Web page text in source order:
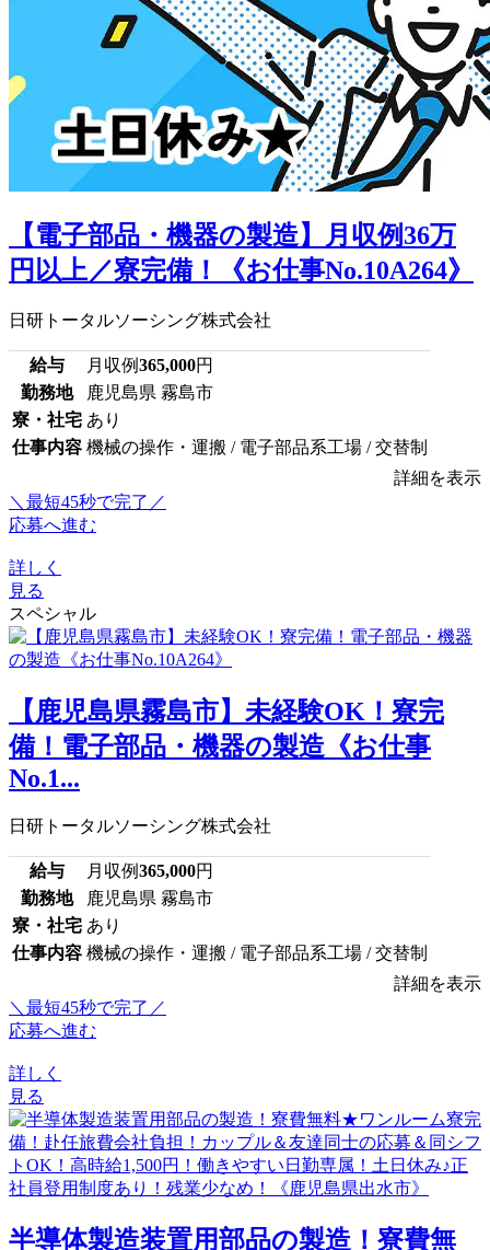
【電子部品・機器の製造】月収例36万
円以上／寮完備！《お仕事No.10A264》
日研トータルソーシング株式会社
給与 月収例365,000円
勤務地
鹿児島県 霧島市
寮・社宅 あり
仕事内容 機械の操作・運搬 / 電子部品系工場 / 交替制
詳細を表示
＼最短45秒で完了／
応募へ進む
詳しく
見る
スペシャル
【鹿児島県霧島市】未経験OK！寮完
備！電子部品・機器の製造《お仕事
No.1...
日研トータルソーシング株式会社
給与 月収例365,000円
勤務地
鹿児島県 霧島市
寮・社宅 あり
仕事内容 機械の操作・運搬 / 電子部品系工場 / 交替制
詳細を表示
＼最短45秒で完了／
応募へ進む
詳しく
見る
半導体製造装置用部品の製造！寮費無